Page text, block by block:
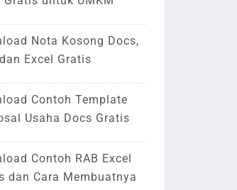
Nota Kosong Docs,
Excel Gratis
Contoh Template
Usaha Docs Gratis
Contoh RAB Excel
dan Cara Membuatnya